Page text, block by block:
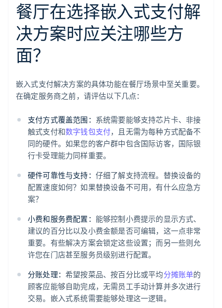
餐厅在选择嵌入式支付解
决方案时应关注哪些方
面？
嵌入式支付解决方案的具体功能在餐厅场景中至关重要。
在确定服务商之前，请评估以下几点：
支付方式覆盖范围： 系统需要能够支持芯片卡、非接
触式支付和数字钱包支付，且无需为每种方式配备不
同的硬件。如果您的客户群中包含国际访客，国际银
行卡受理能力同样重要。
硬件可靠性与支持： 仔细了解支持流程。替换设备的
配置速度如何？如果替换设备不可用，有什么应急方
案？
小费和服务费配置： 能够控制小费提示的显示方式、
建议的百分比以及小费金额是否可编辑，这一点非常
重要。有些解决方案会锁定这些设置；而另一些则允
许您在门店甚至服务员级别进行配置。
分账处理： 希望按菜品、按百分比或平均分摊账单的
顾客应能够自助完成，无需员工手动计算并多次进行
交易。嵌入式系统需要能够处理这一逻辑。